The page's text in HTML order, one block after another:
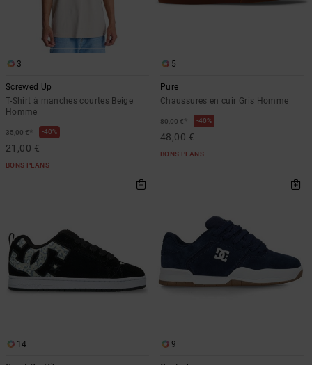
3
Screwed Up
T-Shirt à manches courtes Beige
Homme
35,00 €* 40%
21,00 €
BONS PLANS
5
Pure
Chaussures en cuir Gris Homme
80,00 €* 40%
48,00 €
BONS PLANS
14 9